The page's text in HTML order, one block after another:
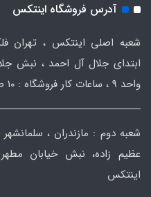
آدرس فروشگاه اینتکس
شعبه اصلی اینتکس ، تهران
واحد ۹ ، ساعات کار فروشگاه : ۱۰ صبح تا ۹ شب.
عظیم زاده، نبش خیابان
اینتکس